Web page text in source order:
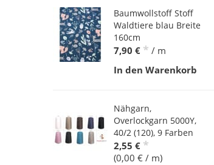
Baumwollstoff Stoff
Waldtiere blau Breite
160cm
7,90 € * / m
In den Warenkorb
Nähgarn,
Overlockgarn 5000Y,
40/2 (120), 9 Farben
2,55 € *
(0,00 € / m)